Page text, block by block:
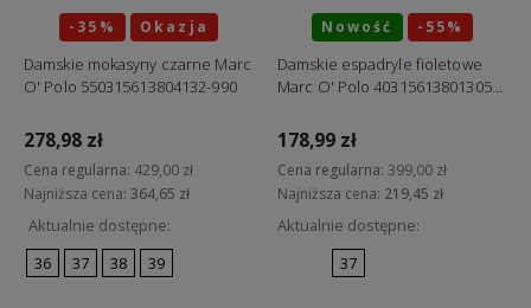
-35% Okazja
Damskie mokasyny czarne Marc
O' Polo 550315613804132-990
278,98 zł
Cena regularna: 429,00 zł
Najniższa cena: 364,65 zł
Aktualnie dostępne:
36
37 38 39
-55%
Okazja
Nowość
Damskie espadryle fioletowe
Marc O' Polo 40315613801305
178,99 zł
Cena regularna: 399,00 zł
Najniższa cena: 219,45 zł
Aktualnie dostępne:
37